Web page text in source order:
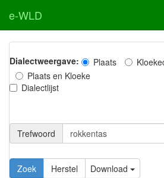
e-WLD
Dialectweergave: Plaats
Plaats en Kloeke
Dialectlijst
Trefwoord
Download